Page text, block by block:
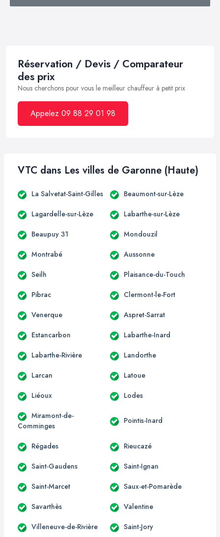
Réservation / Devis / Comparateur
des prix
Nous cherchons pour vous le meilleur chauffeur à petit prix
Appelez 09 88 29 01 98
VTC dans Les villes de Garonne (Haute)
La Salvetat-Saint-Gilles Beaumont-sur-Lèze
Lagardelle-sur-Lèze Labarthe-sur-Lèze
Beaupuy 31 Mondouzil
Montrabé Aussonne
Seilh Plaisance-du-Touch
Pibrac Clermont-le-Fort
Venerque Aspret-Sarrat
Estancarbon Labarthe-Inard
Labarthe-Rivière Landorthe
Larcan Latoue
Liéoux Lodes
Miramont-de-
Comminges
Pointis-Inard
Régades Rieucazé
Saint-Gaudens Saint-Ignan
Saint-Marcet Saux-et-Pomarède
Savarthès Valentine
Villeneuve-de-Rivière Saint-Jory